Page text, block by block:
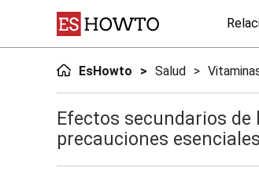
EsHowto Salud
Efectos secundarios
precauciones esenciales